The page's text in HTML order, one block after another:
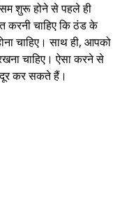
शुरू होने से पहले ही
करनी चाहिए कि ठंड के
चाहिए। साथ ही, आपको
चाहिए। ऐसा करने से
दूर कर सकते हैं।